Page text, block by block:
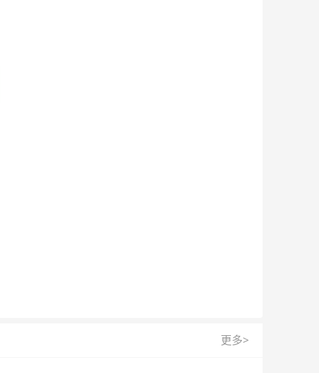
更多>